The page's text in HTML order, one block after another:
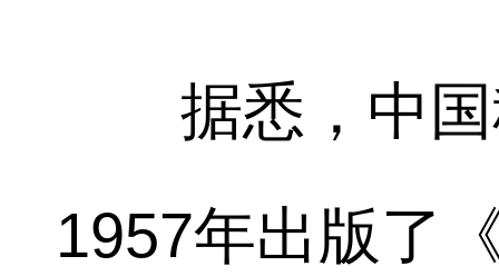
据悉，中国
1957年出版了